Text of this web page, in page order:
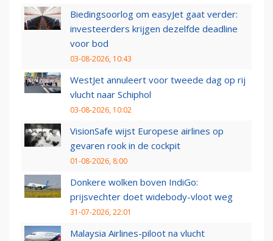
Biedingsoorlog om easyJet gaat verder:
investeerders krijgen dezelfde deadline
voor bod
03-08-2026, 10:43
WestJet annuleert voor tweede dag op rij
vlucht naar Schiphol
03-08-2026, 10:02
VisionSafe wijst Europese airlines op
gevaren rook in de cockpit
01-08-2026, 8:00
Donkere wolken boven IndiGo:
prijsvechter doet widebody-vloot weg
31-07-2026, 22:01
Malaysia Airlines-piloot na vlucht